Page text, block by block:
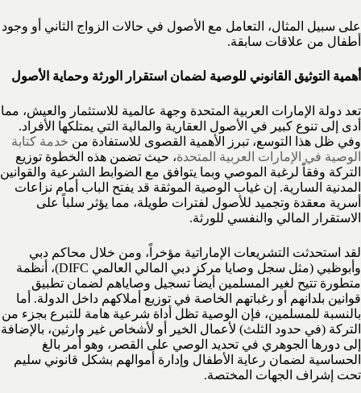
على سبيل المثال، التعامل مع الأصول في حالات الزواج الثاني أو وجود
أطفال من علاقات سابقة.
أهمية التوثيق القانوني للوصية لضمان استقرار الورثة وحماية الأصول
تعد دولة الإمارات العربية المتحدة وجهة عالمية للاستثمار والعيش، مما
أدى إلى تنوع كبير في الأصول العقارية والمالية التي يمتلكها الأفراد.
وفي ظل هذا التوسع، تبرز الأهمية القصوى للاستفادة من خدمة كتابة
الوصية في الإمارات العربية المتحدة، حيث تضمن هذه الخطوة توزيع
التركة وفقاً لرغبة الموصي وبما يتوافق مع الضوابط الشرعية والقوانين
المدنية السارية. إن غياب الوصية الموثقة قد يفتح الباب أمام نزاعات
أسرية معقدة وتجميد للأصول لفترات طويلة، مما يؤثر سلباً على
الاستقرار المالي والنفسي للورثة.
لقد استحدثت التشريعات الإماراتية مؤخراً، ومن خلال محاكم دبي
وأبوظبي (مثل سجل وصايا مركز دبي المالي العالمي DIFC)، أنظمة
متطورة تتيح لغير المسلمين أيضاً تسجيل وصاياهم لضمان تطبيق
قوانين بلدانهم أو رغباتهم الخاصة في توزيع أملاكهم داخل الدولة. أما
بالنسبة للمسلمين، فإن الوصية تظل أداة شرعية هامة للتبرع بجزء من
التركة (في حدود الثلث) لأعمال الخير أو لأشخاص غير وارثين، بالإضافة
إلى دورها الجوهري في تحديد الوصي على القصر، وهو أمر بالغ
الحساسية لضمان رعاية الأطفال وإدارة أموالهم بشكل قانوني سليم
تحت إشراف الجهات المختصة.